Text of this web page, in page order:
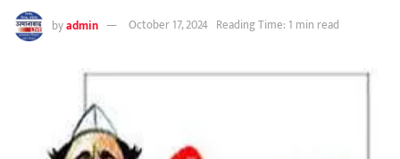
byadmin October 17, 2024 Reading Time: 1 min read